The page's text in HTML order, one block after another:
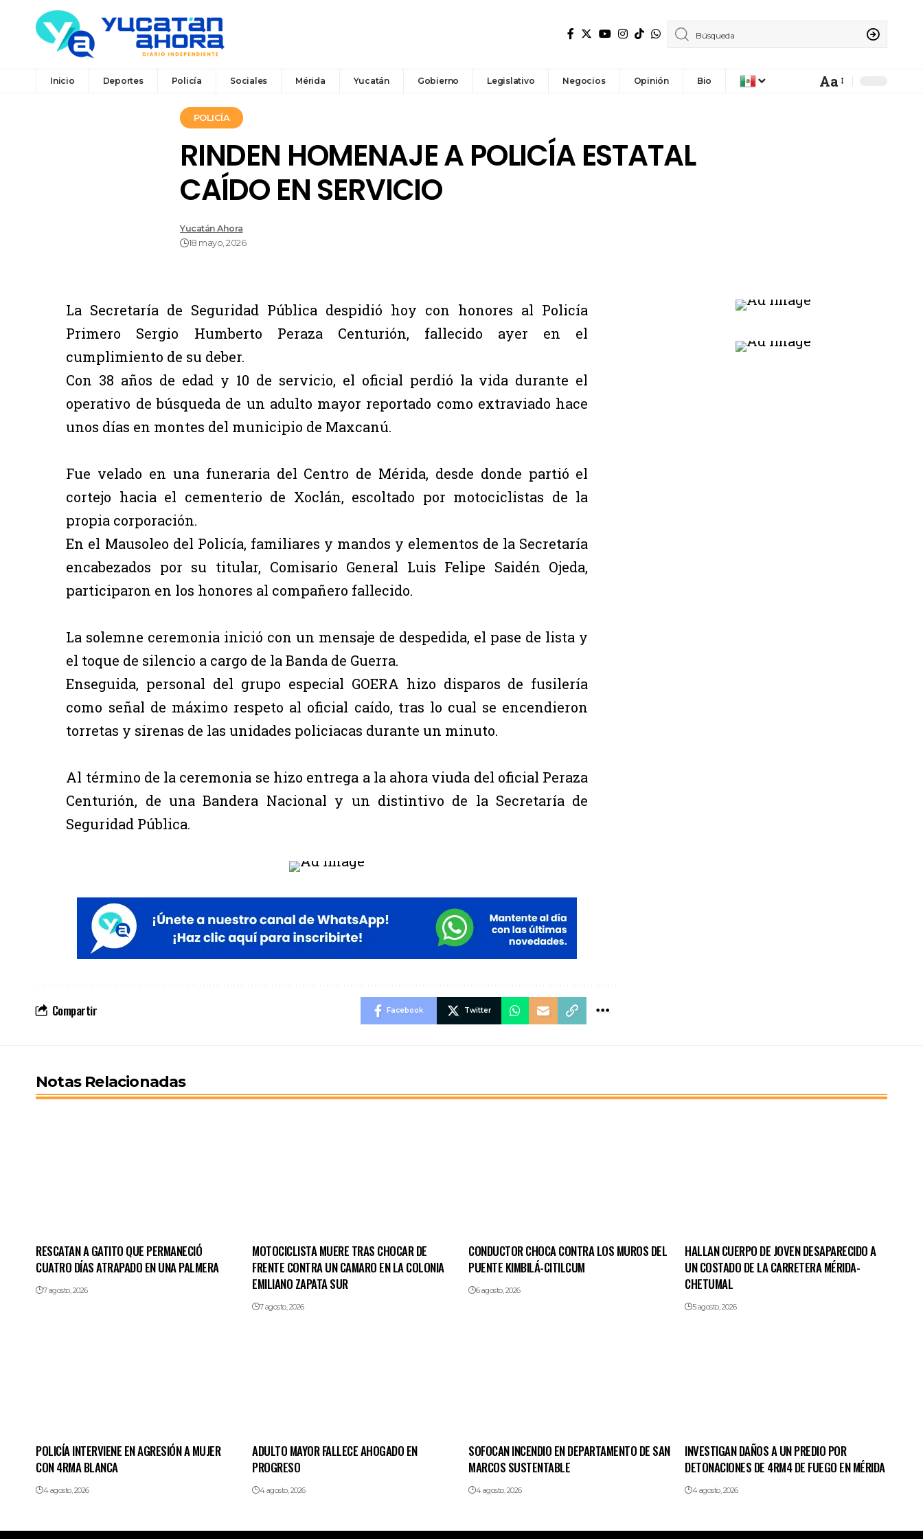
Inicio Deportes Policía Sociales Mérida Yucatán Gobierno Legislativo Negocios Opinión Bio Aa
POLICÍA
RINDEN HOMENAJE A POLICÍA ESTATAL
CAÍDO EN SERVICIO
Yucatán Ahora
18 mayo, 2026
La Secretaría de Seguridad Pública despidió hoy con honores al Policía
Primero Sergio Humberto Peraza Centurión, fallecido ayer en el
cumplimiento de su deber.
Con 38 años de edad y 10 de servicio, el oficial perdió la vida durante el
operativo de búsqueda de un adulto mayor reportado como extraviado hace
unos días en montes del municipio de Maxcanú.
Fue velado en una funeraria del Centro de Mérida, desde donde partió el
cortejo hacia el cementerio de Xoclán, escoltado por motociclistas de la
propia corporación.
En el Mausoleo del Policía, familiares y mandos y elementos de la Secretaría
encabezados por su titular, Comisario General Luis Felipe Saidén Ojeda,
participaron en los honores al compañero fallecido.
La solemne ceremonia inició con un mensaje de despedida, el pase de lista y
el toque de silencio a cargo de la Banda de Guerra.
Enseguida, personal del grupo especial GOERA hizo disparos de fusilería
como señal de máximo respeto al oficial caído, tras lo cual se encendieron
torretas y sirenas de las unidades policiacas durante un minuto.
Al término de la ceremonia se hizo entrega a la ahora viuda del oficial Peraza
Centurión, de una Bandera Nacional y un distintivo de la Secretaría de
Seguridad Pública.
Compartir Facebook Twitter
Notas Relacionadas
RESCATAN A GATITO QUE PERMANECIÓ
CUATRO DÍAS ATRAPADO EN UNA PALMERA
7 agosto, 2026
MOTOCICLISTA MUERE TRAS CHOCAR DE
FRENTE CONTRA UN CAMARO EN LA COLONIA
EMILIANO ZAPATA SUR
7 agosto, 2026
CONDUCTOR CHOCA CONTRA LOS MUROS DEL
PUENTE KIMBILÁ-CITILCUM
6 agosto, 2026
HALLAN CUERPO DE JOVEN DESAPARECIDO A
UN COSTADO DE LA CARRETERA MÉRIDA-
CHETUMAL
5 agosto, 2026
POLICÍA INTERVIENE EN AGRESIÓN A MUJER
CON 4RMA BLANCA
4 agosto, 2026
ADULTO MAYOR FALLECE AHOGADO EN
PROGRESO
4 agosto, 2026
SOFOCAN INCENDIO EN DEPARTAMENTO DE SAN
MARCOS SUSTENTABLE
4 agosto, 2026
INVESTIGAN DAÑOS A UN PREDIO POR
DETONACIONES DE 4RM4 DE FUEGO EN MÉRIDA
4 agosto, 2026